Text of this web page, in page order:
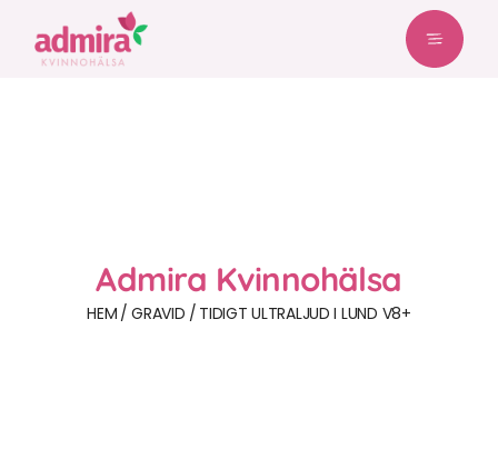
Admira Kvinnohälsa
HEM GRAVID TIDIGT ULTRALJUD I LUND V8+